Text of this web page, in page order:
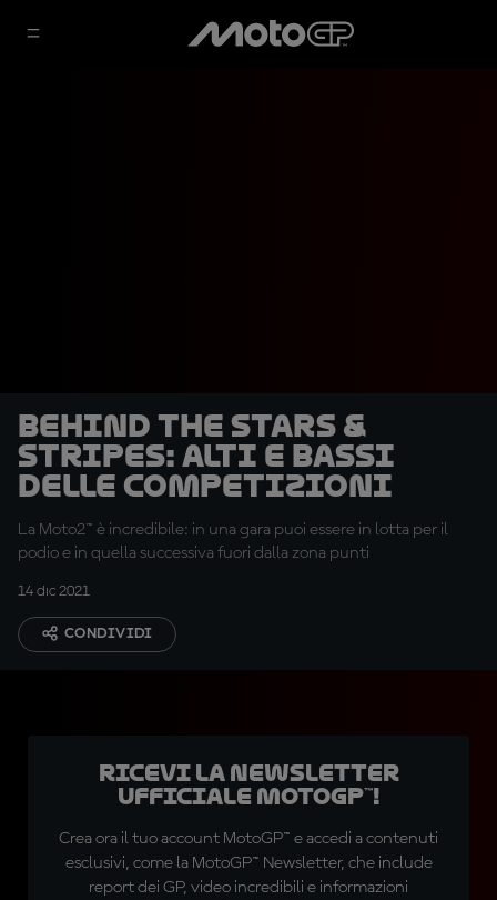
Behind The Stars &
Stripes: Alti e bassi
delle competizioni
La Moto2™ è incredibile: in una gara puoi essere in lotta per il
podio e in quella successiva fuori dalla zona punti
14 dic 2021
CONDIVIDI
Ricevi la newsletter
ufficiale MotoGP™!
Crea ora il tuo account MotoGP™ e accedi a contenuti
esclusivi, come la MotoGP™ Newsletter, che include
report dei GP, video incredibili e informazioni